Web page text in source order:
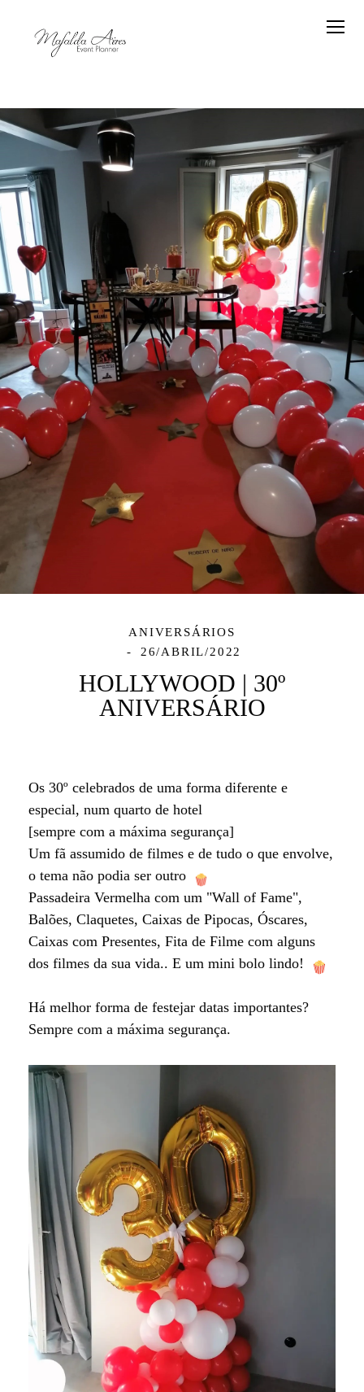
ANIVERSÁRIOS
26/ABRIL/2022
HOLLYWOOD | 30º
ANIVERSÁRIO
Os 30º celebrados de uma forma diferente e
especial, num quarto de hotel
[sempre com a máxima segurança]
Um fã assumido de filmes e de tudo o que envolve,
o tema não podia ser outro
Passadeira Vermelha com um "Wall of Fame",
Balões, Claquetes, Caixas de Pipocas, Óscares,
Caixas com Presentes, Fita de Filme com alguns
dos filmes da sua vida.. E um mini bolo lindo!
Há melhor forma de festejar datas importantes?
Sempre com a máxima segurança.